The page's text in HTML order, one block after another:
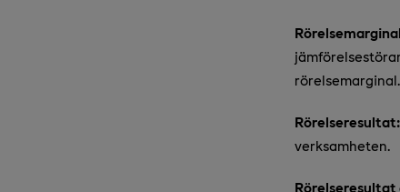
rörelsemarginal.
Rörelseresultat:
verksamheten.